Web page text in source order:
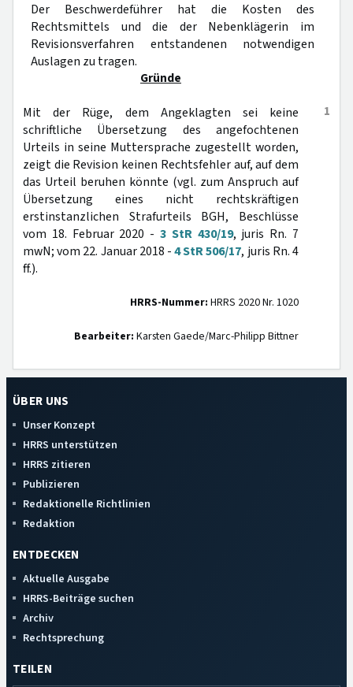
Der Beschwerdeführer hat die Kosten des
Rechtsmittels und die der Nebenklägerin im
Revisionsverfahren entstandenen notwendigen
Auslagen zu tragen.
Gründe
1
Mit der Rüge, dem Angeklagten sei keine
schriftliche Übersetzung des angefochtenen
Urteils in seine Muttersprache zugestellt worden,
zeigt die Revision keinen Rechtsfehler auf, auf dem
das Urteil beruhen könnte (vgl. zum Anspruch auf
Übersetzung eines nicht rechtskräftigen
erstinstanzlichen Strafurteils BGH, Beschlüsse
vom 18. Februar 2020 - 3 StR 430/19, juris Rn. 7
mwN; vom 22. Januar 2018 -4 StR 506/17, juris Rn. 4
ff.).
HRRS-Nummer: HRRS 2020 Nr. 1020
Bearbeiter: Karsten Gaede/Marc-Philipp Bittner
ÜBER UNS
Unser Konzept
HRRS unterstützen
HRRS zitieren
Publizieren
Redaktionelle Richtlinien
Redaktion
ENTDECKEN
Aktuelle Ausgabe
HRRS-Beiträge suchen
Archiv
Rechtsprechung
TEILEN